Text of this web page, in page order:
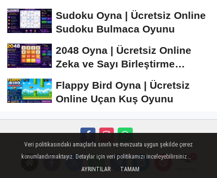
Sudoku Oyna | Ücretsiz Online
Sudoku Bulmaca Oyunu
2048 Oyna | Ücretsiz Online
Zeka ve Sayı Birleştirme
Flappy Bird Oyna | Ücretsiz
Online Uçan Kuş Oyunu
Künye İletişim Çerez Politikası Gizlilik İlkeleri
islami sohbet Peugeot Oto Cam
Veri politikasındaki amaçlarla sınırlı ve mevzuata uygun şekilde çerez
konumlandırmaktayız. Detaylar için veri politikamızı inceleyebilirsiniz...
AYRINTILAR
TAMAM